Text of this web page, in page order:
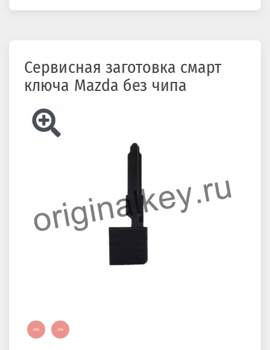
Cервисная заготовка смарт
ключа Mazda без чипа
<< >>